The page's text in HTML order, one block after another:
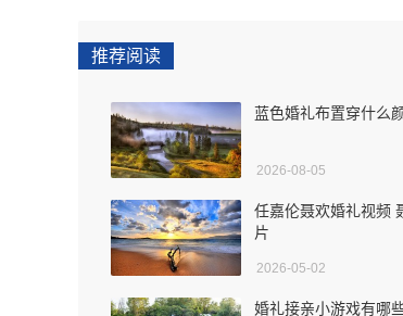
推荐阅读
蓝色婚礼布置穿什么
2026-08-05
任嘉伦聂欢婚礼视频
片
2026-05-02
婚礼接亲小游戏有哪